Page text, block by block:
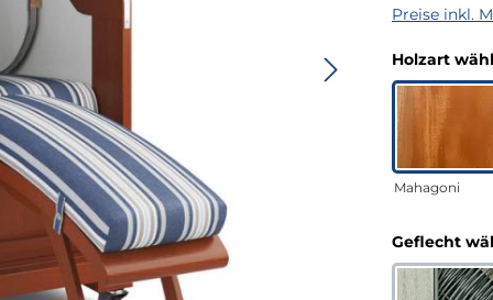
Preise inkl.
Holzart
Mahagoni
Geflecht